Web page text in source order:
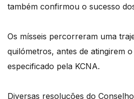
também confirmou o sucesso
Os mísseis percorreram uma
quilómetros, antes de atingirem
especificado pela KCNA.
Diversas resoluções do